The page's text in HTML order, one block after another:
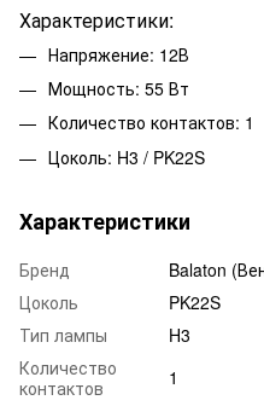
Характеристики:
Напряжение: 12В
Мощность: 55 Вт
Количество контактов: 1
Цоколь: H3 / PK22S
Характеристики
Бренд
Balaton
Цоколь
PK22S
Тип лампы
H3
Количество
контактов
1